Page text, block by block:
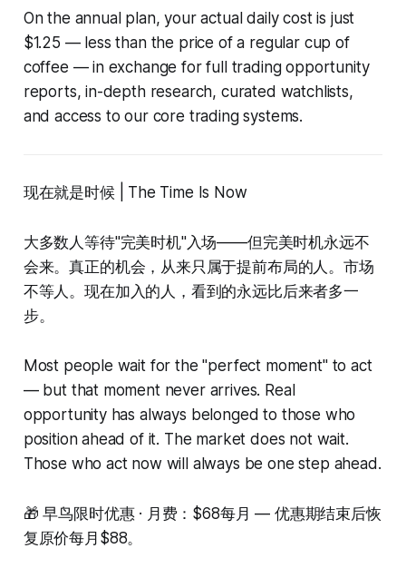
On the annual plan, your actual daily cost is just
$1.25 — less than the price of a regular cup of
coffee — in exchange for full trading opportunity
reports, in-depth research, curated watchlists,
and access to our core trading systems.
现在就是时候 | The Time Is Now
大多数人等待"完美时机"入场——但完美时机永远不
会来。真正的机会，从来只属于提前布局的人。市场
不等人。现在加入的人，看到的永远比后来者多一
步。
Most people wait for the "perfect moment" to act
— but that moment never arrives. Real
opportunity has always belonged to those who
position ahead of it. The market does not wait.
Those who act now will always be one step ahead.
🎁 早鸟限时优惠 · 月费：$68每月 — 优惠期结束后恢
复原价每月$88。